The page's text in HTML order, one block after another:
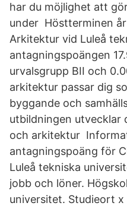
har du möjlighet att
under Höstterminen
Arkitektur vid Luleå
antagningspoängen
urvalsgrupp BII och
arkitektur passar dig
byggande och
utbildningen utvecklar
och arkitektur
antagningspoäng för
Luleå tekniska
jobb och löner.
universitet. Studieort